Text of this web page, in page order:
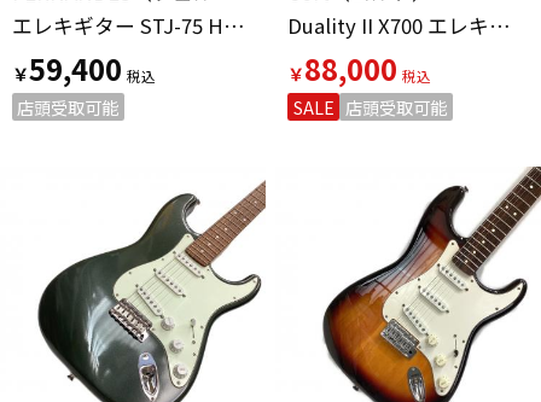
エレキギター STJ-75 HEADCRASHERトレモロGOTOHペグ 初期型
￥59,400
店頭受取可能
Duality II X700 エレキギター
￥88,000
SALE 店頭受取可能